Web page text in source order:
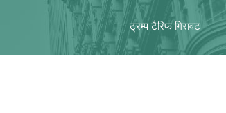
ट्रम्प टैरिफ गिरावट